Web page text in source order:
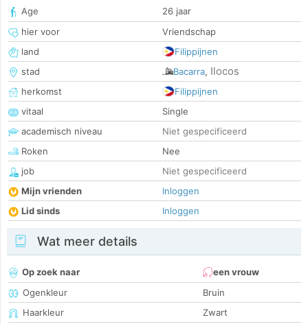
Age
26 jaar
hier voor
Vriendschap
land
Filippijnen
stad
Bacarra, Ilocos
herkomst
Filippijnen
vitaal
Single
academisch niveau
Niet gespecificeerd
Roken
Nee
job
Niet gespecificeerd
Mijn vrienden
Inloggen
Lid sinds
Inloggen
Wat meer details
Op zoek naar
een vrouw
Ogenkleur
Bruin
Haarkleur
Zwart